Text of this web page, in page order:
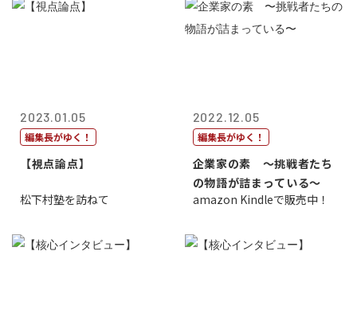
2023.01.05
編集長がゆく！
【視点論点】
松下村塾を訪ねて
2022.12.05
編集長がゆく！
企業家の素 〜挑戦者たち
の物語が詰まっている〜
amazon Kindleで販売中！